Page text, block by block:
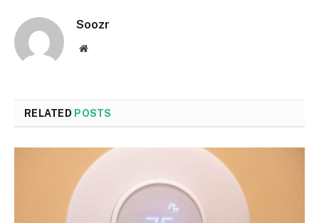
Soozr
Website
RELATED POSTS